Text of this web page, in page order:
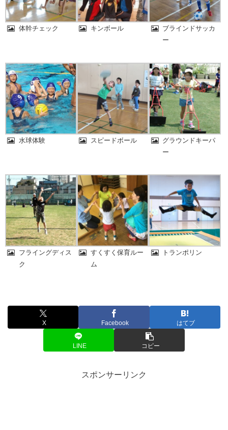
体幹チェック キンボール
ブラインドサッカ
ー
水球体験 スピードボール
グラウンドキーパ
ー
フライングディス
ク
すくすく保育ルー
ム
トランポリン
X Facebook はてブ
LINE コピー
スポンサーリンク